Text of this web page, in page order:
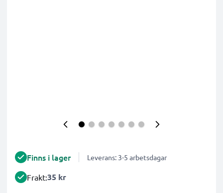
Finns i lager Leverans: 3-5 arbetsdagar
Frakt:35 kr